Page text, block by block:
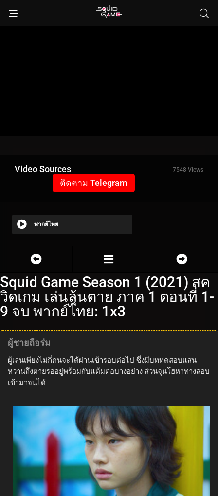
Video Sources 7548 Views
ติดตาม Telegram
พากย์ไทย
Squid Game Season 1 (2021) สค
วิดเกม เล่นลุ้นตาย ภาค 1 ตอนที่ 1-
9 จบ พากย์ไทย: 1x3
ผู้ชายถือร่ม
ผู้เล่นเพียงไม่กี่คนจะได้ผ่านเข้ารอบต่อไป ซึ่งมีบททดสอบแสน
หวานถึงตายรออยู่พร้อมกับแต้มต่อบางอย่าง ส่วนจุนโฮหาทางลอบ
เข้ามาจนได้